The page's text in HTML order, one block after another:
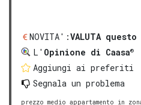
NOVITA':VALUTA
L' Opinione di Caasa®
Aggiungi ai preferiti
Segnala un problema
prezzo medio appartamento in